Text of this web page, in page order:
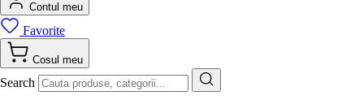
Contul meu
Favorite
Cosul meu
Search